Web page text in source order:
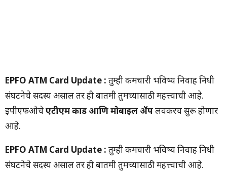
EPFO ATM Card Update : तुम्ही कर्मचारी भविष्य निर्वाह निधी
संघटनेचे सदस्य असाल तर ही बातमी तुमच्यासाठी महत्त्वाची आहे.
ईपीएफओचेएटीएम कार्ड आणि मोबाईल ॲपलवकरच सुरू होणार
आहे.
EPFO ATM Card Update : तुम्ही कर्मचारी भविष्य निर्वाह निधी
संघटनेचे सदस्य असाल तर ही बातमी तुमच्यासाठी महत्त्वाची आहे.